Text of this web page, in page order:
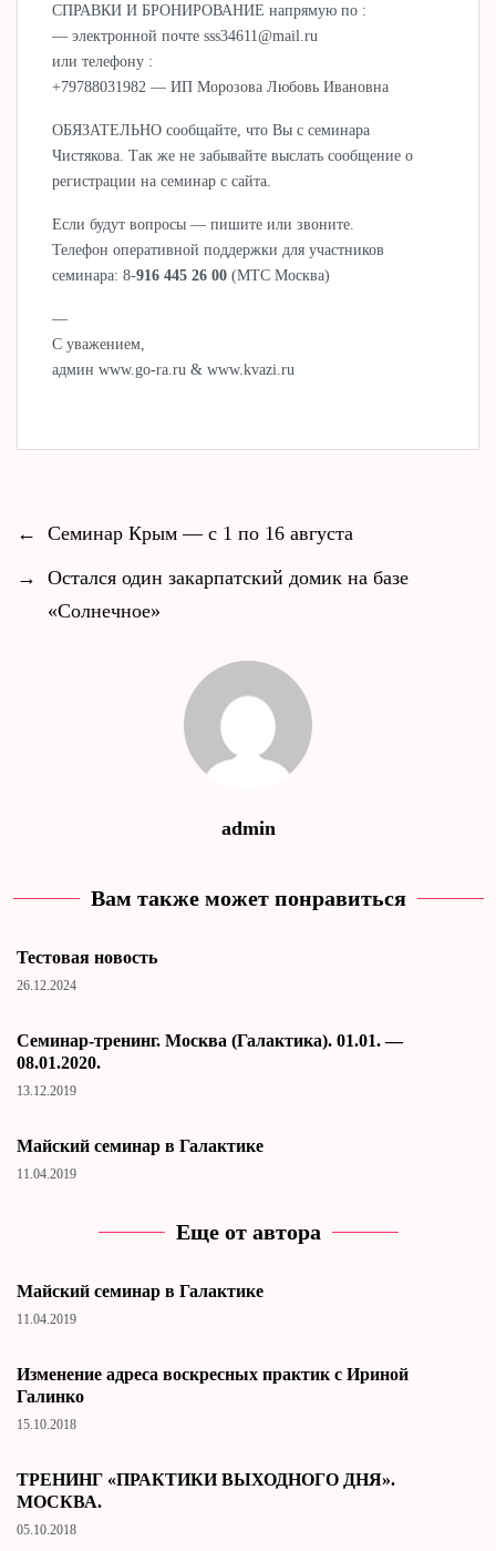
СПРАВКИ И БРОНИРОВАНИЕ напрямую по :
— электронной почте sss34611@mail.ru
или телефону :
+79788031982 — ИП Морозова Любовь Ивановна
ОБЯЗАТЕЛЬНО сообщайте, что Вы с семинара
Чистякова. Так же не забывайте выслать сообщение о
регистрации на семинар с сайта.
Если будут вопросы — пишите или звоните.
Телефон оперативной поддержки для участников
семинара: 8-916 445 26 00 (МТС Москва)
—
С уважением,
админ www.go-ra.ru & www.kvazi.ru
←
Семинар Крым — с 1 по 16 августа
→
Остался один закарпатский домик на базе
«Солнечное»
admin
Вам также может понравиться
Тестовая новость
26.12.2024
Cеминар-тренинг. Москва (Галактика). 01.01. —
08.01.2020.
13.12.2019
Майский семинар в Галактике
11.04.2019
Еще от автора
Майский семинар в Галактике
11.04.2019
Изменение адреса воскресных практик с Ириной
Галинко
15.10.2018
ТРЕНИНГ «ПРАКТИКИ ВЫХОДНОГО ДНЯ».
МОСКВА.
05.10.2018